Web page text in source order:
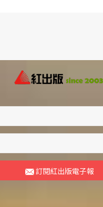
訂閱紅出版電子報